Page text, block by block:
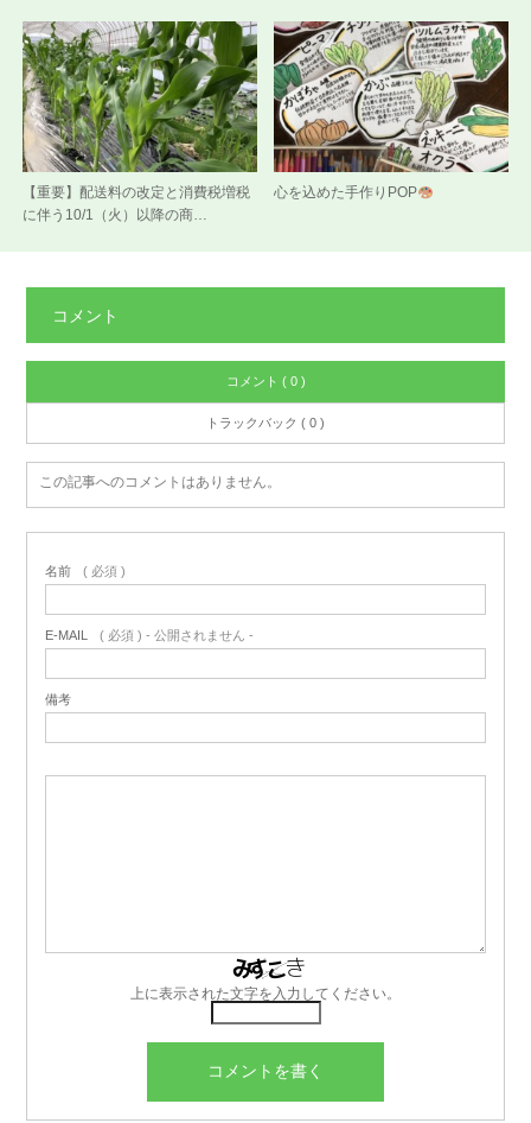
【重要】配送料の改定と消費税増税
に伴う10/1（火）以降の商…
心を込めた手作りPOP
コメント
コメント ( 0 )
トラックバック ( 0 )
この記事へのコメントはありません。
名前 ( 必須 )
E-MAIL ( 必須 ) - 公開されません -
備考
上に表示された文字を入力してください。